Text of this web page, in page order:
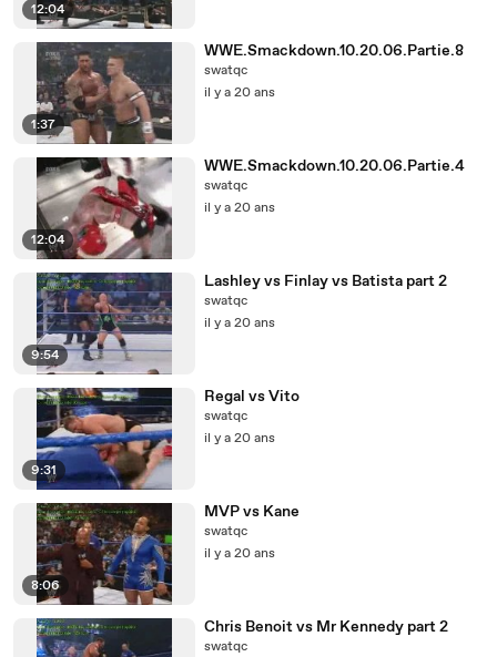
12:04
1:37
WWE.Smackdown.10.20.06.Partie.8
swatqc
il y a 20 ans
12:04
WWE.Smackdown.10.20.06.Partie.4
swatqc
il y a 20 ans
9:54
Lashley vs Finlay vs Batista part 2
swatqc
il y a 20 ans
9:31
Regal vs Vito
swatqc
il y a 20 ans
8:06
MVP vs Kane
swatqc
il y a 20 ans
Chris Benoit vs Mr Kennedy part 2
swatqc